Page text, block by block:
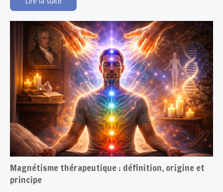
Magnétisme thérapeutique : définition, origine et
principe